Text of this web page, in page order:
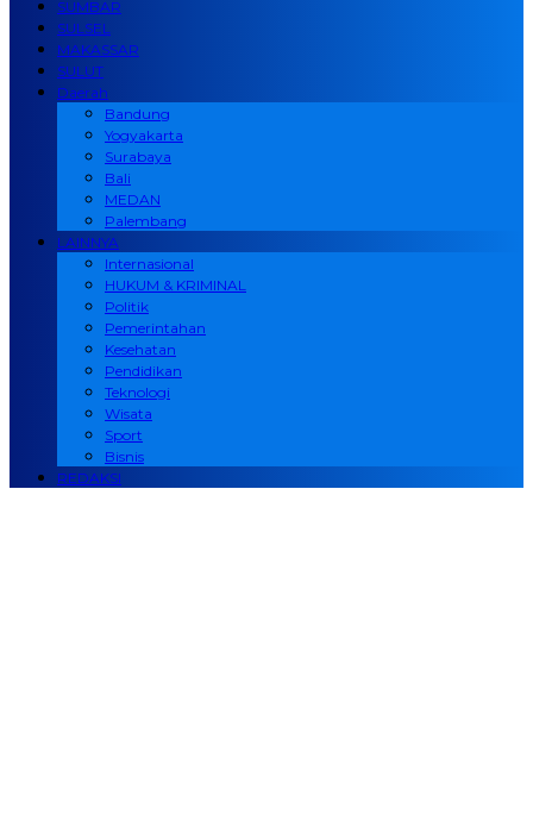
SUMBAR
SULSEL
MAKASSAR
SULUT
Daerah
Bandung
Yogyakarta
Surabaya
Bali
MEDAN
Palembang
LAINNYA
Internasional
HUKUM & KRIMINAL
Politik
Pemerintahan
Kesehatan
Pendidikan
Teknologi
Wisata
Sport
Bisnis
REDAKSI